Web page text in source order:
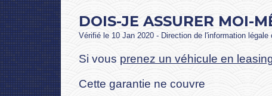
DOIS-JE ASSURER MOI-
Vérifié le 10 Jan 2020 - Direction de l'information
Si vous prenez un véhicule en
Cette garantie ne couvre